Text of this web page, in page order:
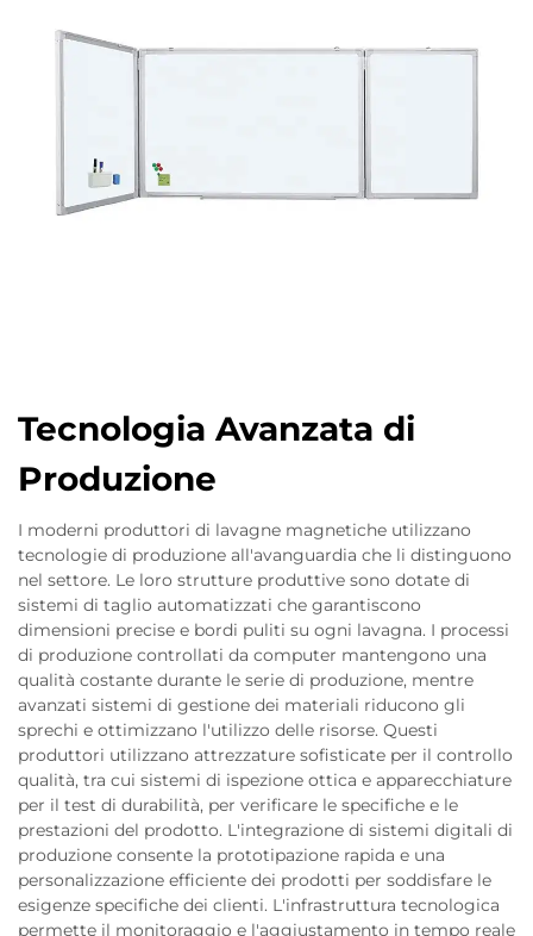
Tecnologia Avanzata di
Produzione
I moderni produttori di lavagne magnetiche utilizzano
tecnologie di produzione all'avanguardia che li distinguono
nel settore. Le loro strutture produttive sono dotate di
sistemi di taglio automatizzati che garantiscono
dimensioni precise e bordi puliti su ogni lavagna. I processi
di produzione controllati da computer mantengono una
qualità costante durante le serie di produzione, mentre
avanzati sistemi di gestione dei materiali riducono gli
sprechi e ottimizzano l'utilizzo delle risorse. Questi
produttori utilizzano attrezzature sofisticate per il controllo
qualità, tra cui sistemi di ispezione ottica e apparecchiature
per il test di durabilità, per verificare le specifiche e le
prestazioni del prodotto. L'integrazione di sistemi digitali di
produzione consente la prototipazione rapida e una
personalizzazione efficiente dei prodotti per soddisfare le
esigenze specifiche dei clienti. L'infrastruttura tecnologica
permette il monitoraggio e l'aggiustamento in tempo reale